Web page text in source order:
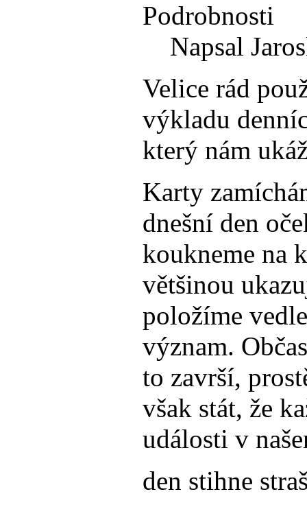
Podrobnosti
Napsal
Velice rád
výkladu
který nám
Karty
dnešní den
koukneme na
většinou
položíme
význam.
to završí,
však stát, že
události v
den stihne